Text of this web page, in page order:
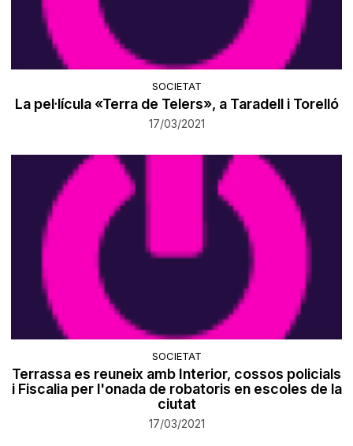
SOCIETAT
​La pel·lícula «Terra de Telers», a Taradell i Torelló
17/03/2021
SOCIETAT
Terrassa es reuneix amb Interior, cossos policials
i Fiscalia per l'onada de robatoris en escoles de la
ciutat
17/03/2021